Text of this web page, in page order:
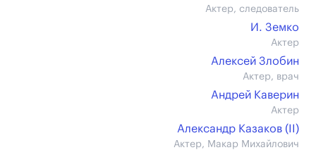
Актер, следователь
И. Земко
Актер
Алексей Злобин
Актер, врач
Андрей Каверин
Актер
Александр Казаков (II)
Актер, Макар Михайлович